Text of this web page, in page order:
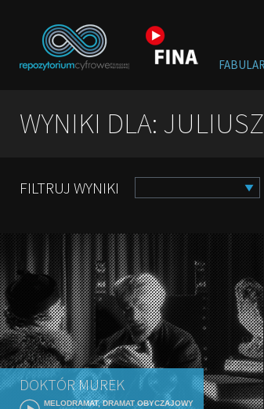
WYNIKI DLA:
FILTRUJ WYNIKI
DOKTÓR MUREK
MELODRAMAT, DRAMAT OBYCZAJOWY